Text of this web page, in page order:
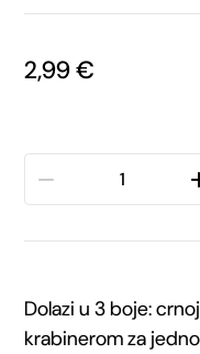
2,99€
Trixie
dispenzer
Dolazi u 3 boje:
krabinerom za